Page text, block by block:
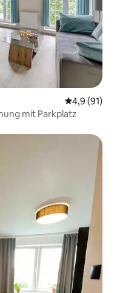
4,9 (91)
mit Parkplatz